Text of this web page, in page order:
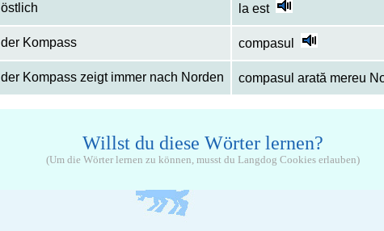
östlich la est
der Kompass compasul
der Kompass zeigt immer nach Norden compasul arată mereu
Willst du diese Wörter lernen?
(Um die Wörter lernen zu können, musst du Langdog Cookies erlauben)